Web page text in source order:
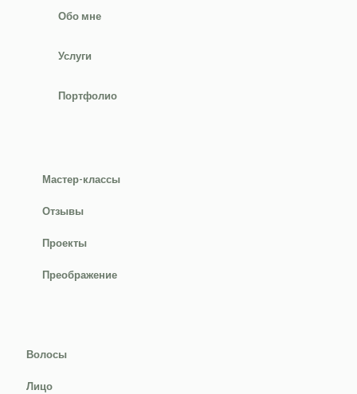
Обо мне
Услуги
Портфолио
Мастер-классы
Отзывы
Проекты
Преображение
Волосы
Лицо